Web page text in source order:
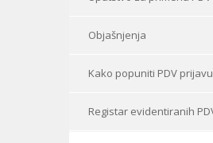
Objašnjenja
Kako popuniti PDV prijavu
Registar evidentiranih